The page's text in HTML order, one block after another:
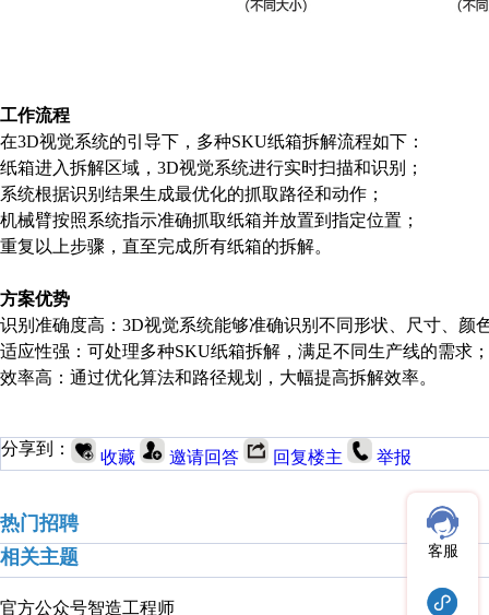
工作流程
在3D视觉系统的引导下，多种SKU纸箱拆解流程如下：
纸箱进入拆解区域， 3D视觉系统进行实时扫描和识别；
系统根据识别结果生成最优化的抓取路径和动作；
机械臂按照系统指示准确抓取纸箱并放置到指定位置；
重复以上步骤，直至完成所有纸箱的拆解。
方案优势
识别准确度高： 3D视觉系统能够准确识别不同形状、尺寸、颜
适应性强：可处理多种SKU纸箱拆解，满足不同生产线的需求；
效率高：通过优化算法和路径规划，大幅提高拆解效率。
分享到： 收藏 邀请回答 回复楼主 举报
热门招聘
相关主题
官方公众号智造工程师
客服